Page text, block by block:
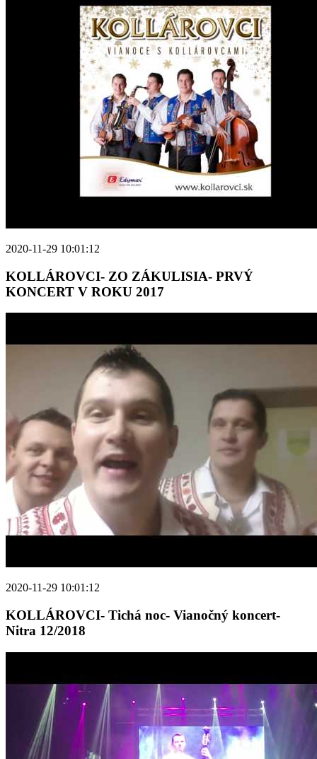
2020-11-29 10:01:12
KOLLÁROVCI- ZO ZÁKULISIA- PRVÝ
KONCERT V ROKU 2017
2020-11-29 10:01:12
KOLLÁROVCI- Tichá noc- Vianočný koncert-
Nitra 12/2018